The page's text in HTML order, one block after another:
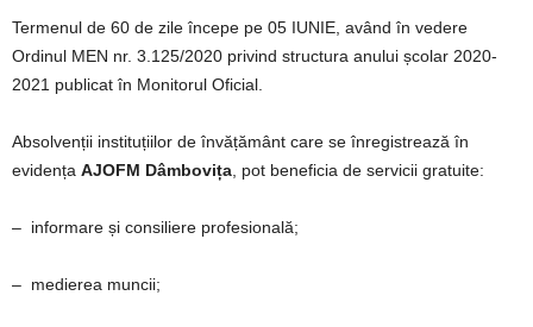
Termenul de 60 de zile începe pe 05 IUNIE, având în vedere
Ordinul MEN nr. 3.125/2020 privind structura anului școlar 2020-
2021 publicat în Monitorul Oficial.
Absolvenții instituțiilor de învățământ care se înregistrează în
evidența AJOFM Dâmbovița , pot beneficia de servicii gratuite:
– informare și consiliere profesională;
– medierea muncii;